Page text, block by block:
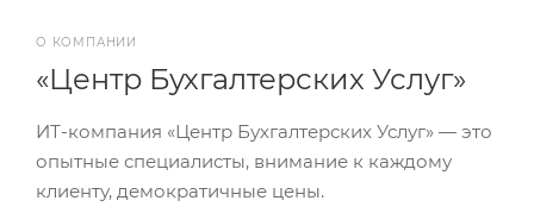
ИТ-компания «Центр Бухгалтерских Услуг» — это
опытные специалисты, внимание к каждому
клиенту, демократичные цены.
О КОМПАНИИ
«Центр Бухгалтерских Услуг»